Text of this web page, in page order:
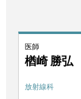
医師
楢崎 勝弘
放射線科